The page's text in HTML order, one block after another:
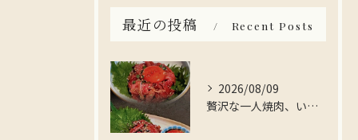
最近の投稿 Recent Posts
2026/08/09
贅沢な一人焼肉、いかがですか？